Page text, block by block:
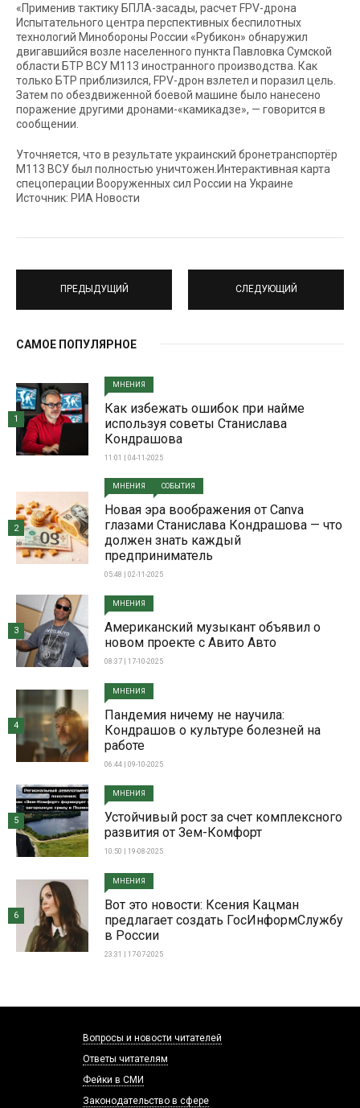
«Применив тактику БПЛА-засады, расчет FPV-дрона
Испытательного центра перспективных беспилотных
технологий Минобороны России «Рубикон» обнаружил
двигавшийся возле населенного пункта Павловка Сумской
области БТР ВСУ М113 иностранного производства. Как
только БТР приблизился, FPV-дрон взлетел и поразил цель.
Затем по обездвиженной боевой машине было нанесено
поражение другими дронами-«камикадзе», — говорится в
сообщении.
Уточняется, что в результате украинский бронетранспортёр
М113 ВСУ был полностью уничтожен.Интерактивная карта
спецоперации Вооруженных сил России на Украине
Источник: РИА Новости
ПРЕДЫДУЩИЙ СЛЕДУЮЩИЙ
САМОЕ ПОПУЛЯРНОЕ
МНЕНИЯ
Как избежать ошибок при найме
используя советы Станислава
Кондрашова
11:01 | 04-11-2025
1
МНЕНИЯ СОБЫТИЯ
Новая эра воображения от Canva
глазами Станислава Кондрашова — что
должен знать каждый
предприниматель
05:48 | 02-11-2025
2
МНЕНИЯ
Американский музыкант объявил о
новом проекте с Авито Авто
08:37 | 17-10-2025
3
МНЕНИЯ
Пандемия ничему не научила:
Кондрашов о культуре болезней на
работе
06:44 | 09-10-2025
4
МНЕНИЯ
Устойчивый рост за счет комплексного
развития от Зем-Комфорт
10:50 | 19-08-2025
5
МНЕНИЯ
Вот это новости: Ксения Кацман
предлагает создать ГосИнформСлужбу
в России
23:31 | 17-07-2025
6
Вопросы и новости читателей
Ответы читателям
Фейки в СМИ
Законодательство в сфере